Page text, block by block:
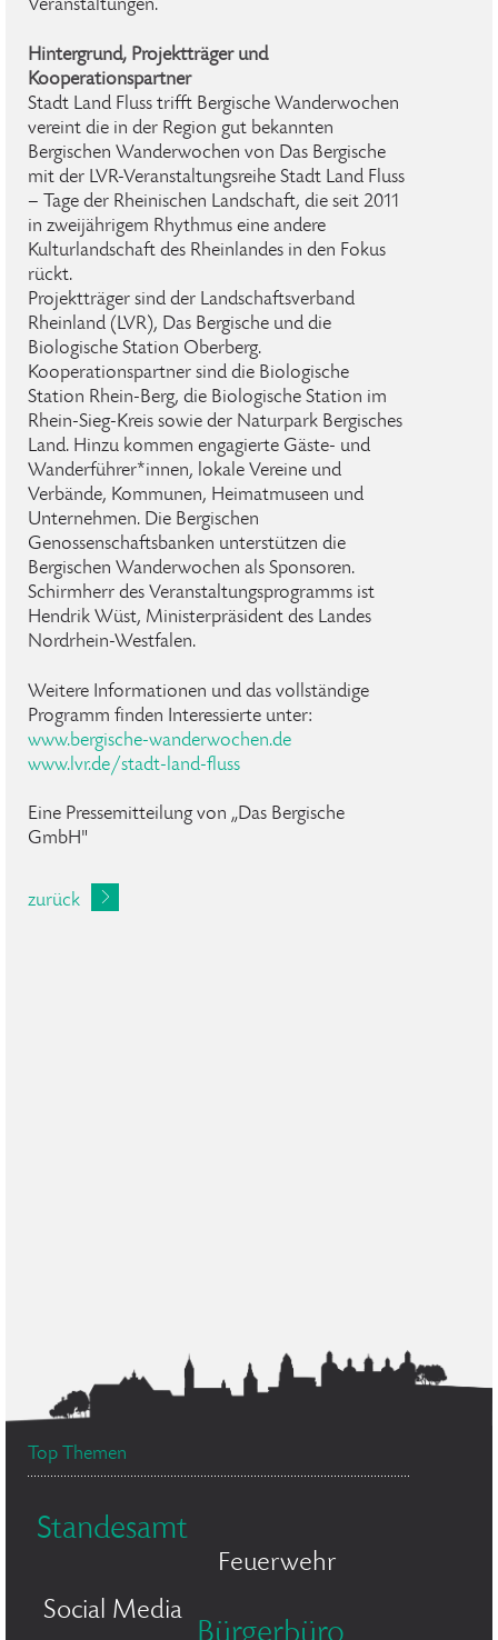
Veranstaltungen.
Hintergrund, Projektträger und
Kooperationspartner
Stadt Land Fluss trifft Bergische Wanderwochen
vereint die in der Region gut bekannten
Bergischen Wanderwochen von Das Bergische
mit der LVR-Veranstaltungsreihe Stadt Land Fluss
– Tage der Rheinischen Landschaft, die seit 2011
in zweijährigem Rhythmus eine andere
Kulturlandschaft des Rheinlandes in den Fokus
rückt.
Projektträger sind der Landschaftsverband
Rheinland (LVR), Das Bergische und die
Biologische Station Oberberg.
Kooperationspartner sind die Biologische
Station Rhein-Berg, die Biologische Station im
Rhein-Sieg-Kreis sowie der Naturpark Bergisches
Land. Hinzu kommen engagierte Gäste- und
Wanderführer*innen, lokale Vereine und
Verbände, Kommunen, Heimatmuseen und
Unternehmen. Die Bergischen
Genossenschaftsbanken unterstützen die
Bergischen Wanderwochen als Sponsoren.
Schirmherr des Veranstaltungsprogramms ist
Hendrik Wüst, Ministerpräsident des Landes
Nordrhein-Westfalen.
Weitere Informationen und das vollständige
Programm finden Interessierte unter:
www.bergische-wanderwochen.de
www.lvr.de/stadt-land-fluss
Eine Pressemitteilung von „Das Bergische
GmbH"
zurück
Top Themen
Standesamt
Feuerwehr
Social Media